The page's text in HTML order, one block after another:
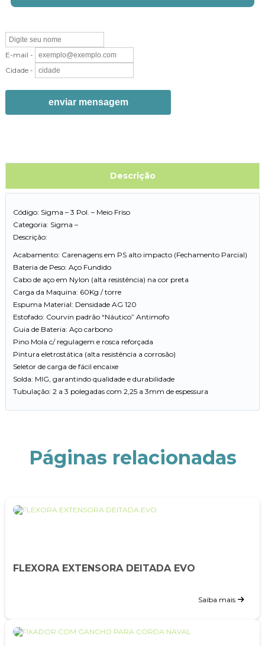
E-mail -
Cidade -
enviar mensagem
Descrição
Código: Sigma – 3 Pol. – Meio Friso
Categoria: Sigma –
Descrição:
Acabamento: Carenagens em PS alto impacto (Fechamento Parcial)
Bateria de Peso: Aço Fundido
Cabo de aço em Nylon (alta resistência) na cor preta
Carga da Maquina: 60Kg / torre
Espuma Material: Densidade AG 120
Estofado: Courvin padrão “Náutico” Antimofo
Guia de Bateria: Aço carbono
Pino Mola c/ regulagem e rosca reforçada
Pintura eletrostática (alta resistência a corrosão)
Seletor de carga de fácil encaixe
Solda: MIG, garantindo qualidade e durabilidade
Tubulação: 2 a 3 polegadas com 2,25 a 3mm de espessura
Páginas relacionadas
FLEXORA EXTENSORA DEITADA EVO
Saiba mais